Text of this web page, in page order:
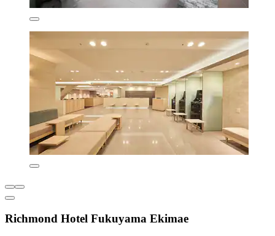
Richmond Hotel Fukuyama Ekimae